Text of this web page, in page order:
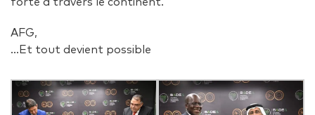
forte à travers le continent.
AFG,
…Et tout devient possible